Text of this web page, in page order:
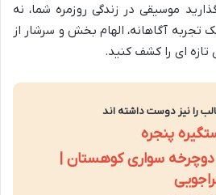
موسیقی در زندگی روزمره شما، نه
آگاهانه، الهام بخش و سرشار از
تازه ای را کشف کنید.
را نیز دوست داشته اند
پنجره
سواری کوهستان |